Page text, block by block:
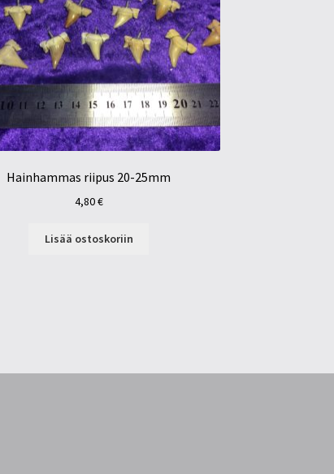
Hainhammas riipus 20-25mm
4,80€
Lisää ostoskoriin